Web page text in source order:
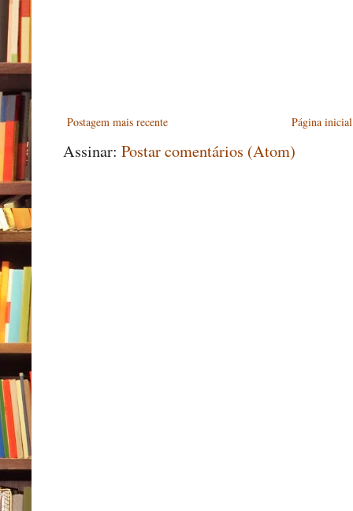
Postagem mais recente Página inicial
Assinar: Postar comentários (Atom)